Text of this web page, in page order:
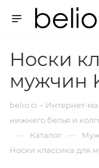
Носки
мужчин
belio ci – Интернет-
нижнего белья и
— Каталог —
Носки классика для